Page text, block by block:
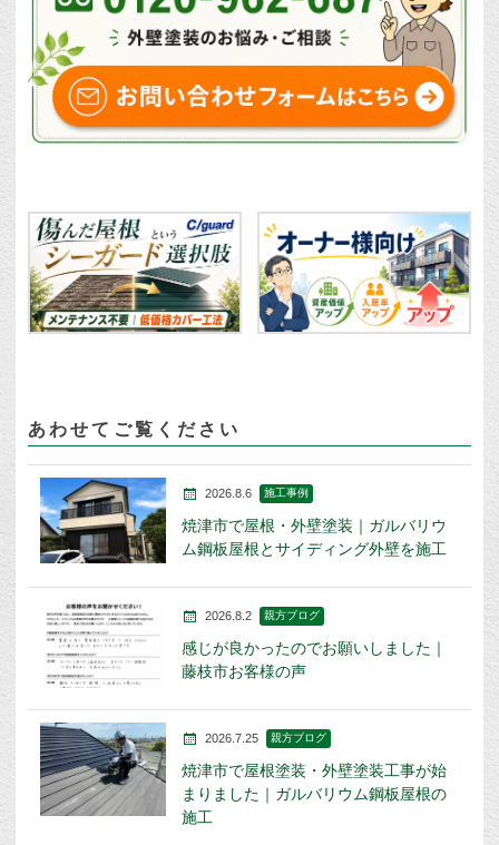
あわせてご覧ください
2026.8.6 施工事例
焼津市で屋根・外壁塗装｜ガルバリウ
ム鋼板屋根とサイディング外壁を施工
2026.8.2 親方ブログ
感じが良かったのでお願いしました｜
藤枝市お客様の声
2026.7.25 親方ブログ
焼津市で屋根塗装・外壁塗装工事が始
まりました｜ガルバリウム鋼板屋根の
施工